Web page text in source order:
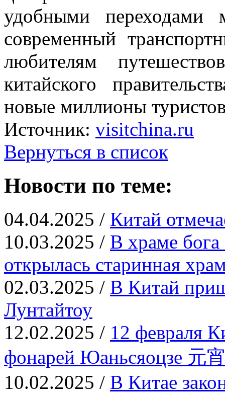
удобными переходами
современный
любителям
китайского
новые миллионы
Источник: visitchina.ru
Вернуться в список
Новости по теме:
04.04.2025 / Китай
10.03.2025 / В храме
открылась старинная
02.03.2025 / В Китай
Лунтайтоу
12.02.2025 / 12 февраля
фонарей Юаньсяоцзе 元
10.02.2025 / В Китае